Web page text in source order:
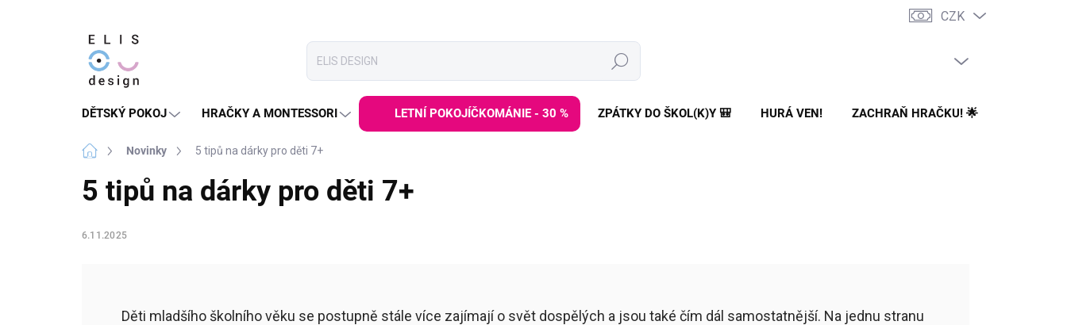
CZK
Hledat
DĚTSKÝ POKOJ HRAČKY A MONTESSORI LETNÍ POKOJÍČKOMÁNIE - 30 % ZPÁTKY DO ŠKOL(K)Y 🎒 HURÁ VEN! ZACHRAŇ HRAČKU! 🌟
Domů Novinky 5 tipů na dárky pro děti 7+
5 tipů na dárky pro děti 7+
6.11.2025
Děti mladšího školního věku se postupně stále více zajímají o svět dospělých a jsou také čím dál samostatnější. Na jednu stranu